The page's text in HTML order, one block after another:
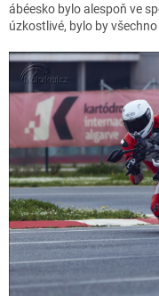
ábéesko bylo alespoň ve
úzkostlivé, bylo by všechno